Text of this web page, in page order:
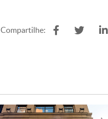
Compartilhe: